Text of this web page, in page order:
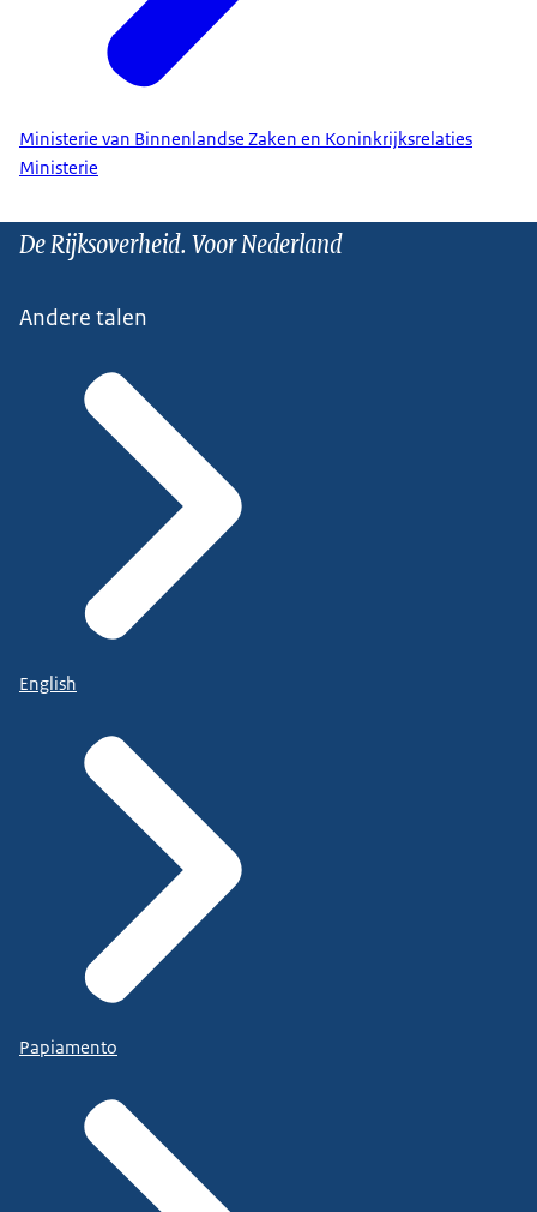
Ministerie van Binnenlandse Zaken en Koninkrijksrelaties
Ministerie
De Rijksoverheid. Voor Nederland
Andere talen
English
Papiamento